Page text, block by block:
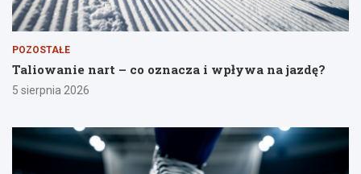
POZOSTAŁE
Taliowanie nart – co oznacza i wpływa na jazdę?
5 sierpnia 2026